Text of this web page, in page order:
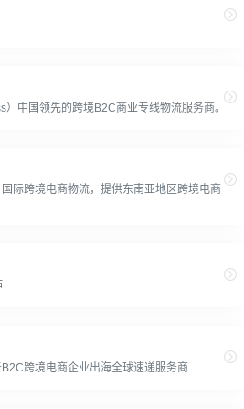
中国领先的跨境B2C商业专线物流服务商。
际跨境电商物流，提供东南亚地区跨境电商
跨境电商企业出海全球速递服务商